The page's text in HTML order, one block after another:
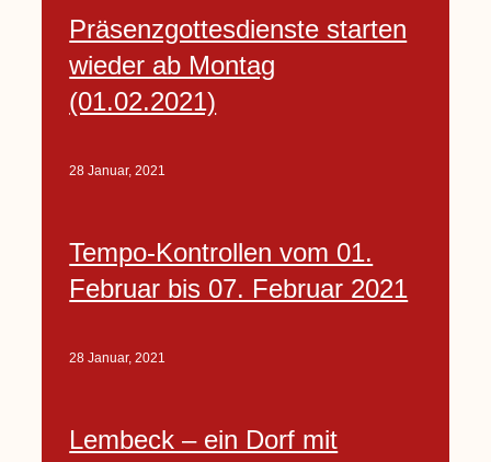
Präsenzgottesdienste starten
wieder ab Montag
(01.02.2021)
28 Januar, 2021
Tempo-Kontrollen vom 01.
Februar bis 07. Februar 2021
28 Januar, 2021
Lembeck – ein Dorf mit